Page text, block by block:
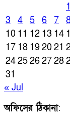
1
3
4 5 6 7
10 11 12 13 14
17 18 192021
2425262728
31
« Jul
অফিসের ঠিকানা: